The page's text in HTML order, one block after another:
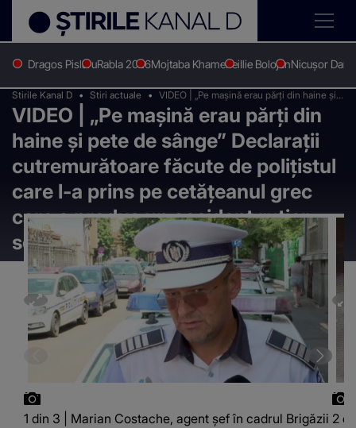
Dragos PislaruRabla 2026Mojtaba KhameneiIlie BolojanNicușor Dan
Stirile Kanal D Stiri actuale
VIDEO | „Pe mașină erau părți din haine și
pete de sânge” Declarații cutremurătoare
făcute de polițistul care l-a prins pe
cetățeanul grec care a produs un accident
rutier soldat cu moartea unui motociclist
VIDEO | „Pe mașină erau părți din
haine și pete de sânge” Declarații
cutremurătoare făcute de polițistul
care l-a prins pe cetățeanul grec
care a produs un accident rutier
soldat cu moartea unui motociclist
1 din 3 | Marian Costache, agent șef în cadrul Brigăzii 2